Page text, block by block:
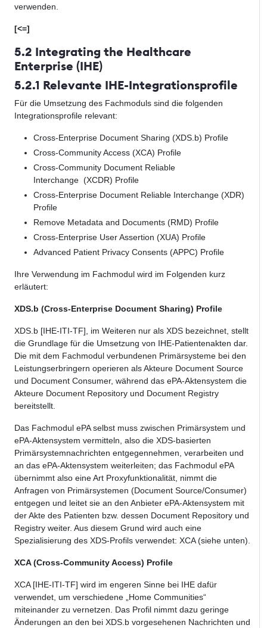
verwenden.
[<=]
5.2 Integrating the Healthcare
Enterprise (IHE)
5.2.1 Relevante IHE-Integrationsprofile
Für die Umsetzung des Fachmoduls sind die folgenden
Integrationsprofile relevant:
Cross-Enterprise Document Sharing (XDS.b) Profile
Cross-Community Access (XCA) Profile
Cross-Community Document Reliable
Interchange (XCDR) Profile
Cross-Enterprise Document Reliable Interchange (XDR)
Profile
Remove Metadata and Documents (RMD) Profile
Cross-Enterprise User Assertion (XUA) Profile
Advanced Patient Privacy Consents (APPC) Profile
Ihre Verwendung im Fachmodul wird im Folgenden kurz
erläutert:
XDS.b (Cross-Enterprise Document Sharing) Profile
XDS.b [IHE-ITI-TF], im Weiteren nur als XDS bezeichnet, stellt
die Grundlage für die Umsetzung von IHE-Patientenakten dar.
Die mit dem Fachmodul verbundenen Primärsysteme bei den
Leistungserbringern operieren als Akteure Document Source
und Document Consumer, während das ePA-Aktensystem die
Akteure Document Repository und Document Registry
bereitstellt.
Das Fachmodul ePA selbst muss zwischen Primärsystem und
ePA-Aktensystem vermitteln, also die XDS-basierten
Primärsystemnachrichten entgegennehmen, verarbeiten und
an das ePA-Aktensystem weiterleiten; das Fachmodul ePA
übernimmt also eine Art Proxyfunktionalität, nimmt die
Anfragen von Primärsystemen (Document Source/Consumer)
entgegen und leitet sie an den Anbieter ePA-Aktensystem mit
der Akte des Patienten bzw. dessen Document Repository und
Registry weiter. Aus diesem Grund wird auch eine
Spezialisierung des XDS-Profils verwendet: XCA (siehe unten).
XCA (Cross-Community Access) Profile
XCA [IHE-ITI-TF] wird im engeren Sinne bei IHE dafür
verwendet, um verschiedene „Home Communities“
miteinander zu vernetzen. Das Profil nimmt dazu geringe
Änderungen an den bei XDS.b vorgesehenen Nachrichten und